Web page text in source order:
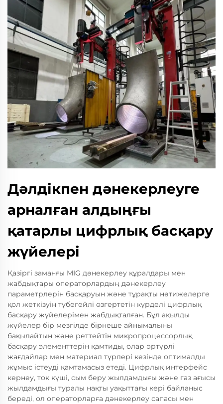
Дәлдікпен дәнекерлеуге
арналған алдыңғы
қатарлы цифрлық басқару
жүйелері
Қазіргі заманғы MIG дәнекерлеу құралдары мен
жабдықтары операторлардың дәнекерлеу
параметрлерін басқаруын және тұрақты нәтижелерге
қол жеткізуін түбегейлі өзгертетін күрделі цифрлық
басқару жүйелерімен жабдықталған. Бұл ақылды
жүйелер бір мезгілде бірнеше айнымалыны
бақылайтын және реттейтін микропроцессорлық
басқару элементтерін қамтиды, олар әртүрлі
жағдайлар мен материал түрлері кезінде оптималды
жұмыс істеуді қамтамасыз етеді. Цифрлық интерфейс
кернеу, ток күші, сым беру жылдамдығы және газ ағысы
жылдамдығы туралы нақты уақыттағы кері байланыс
береді, ол операторларға дәнекерлеу сапасы мен